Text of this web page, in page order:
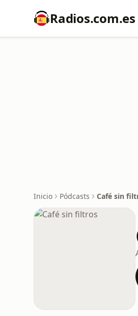
Radios.com.es
Inicio Pódcasts Café sin